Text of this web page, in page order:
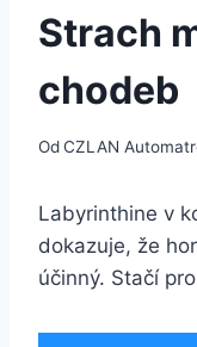
Strach
chodeb
OdCZLAN
Labyrinthine v
dokazuje, že
účinný. Stačí